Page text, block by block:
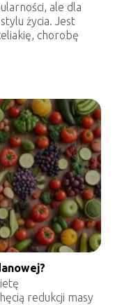
ale dla
życia. Jest
chorobę
redukcji masy